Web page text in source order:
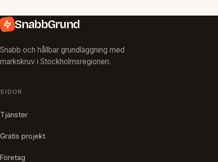
SnabbGrund
Snabb och hållbar grundläggning med
markskruv i Stockholmsregionen.
SIDOR
Tjänster
Gratis projekt
Företag